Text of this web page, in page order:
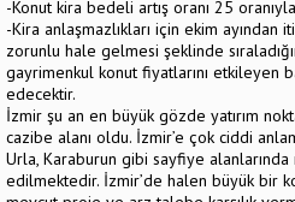
-Konut kira bedeli artış oranı 25
-Kira anlaşmazlıkları için ekim ayından
zorunlu hale gelmesi şeklinde
gayrimenkul konut fiyatlarını etkileyen
edecektir.
İzmir şu an en büyük gözde yatırım
cazibe alanı oldu. İzmir’e çok ciddi
Urla, Karaburun gibi sayfiye
edilmektedir. İzmir’de halen büyük bir